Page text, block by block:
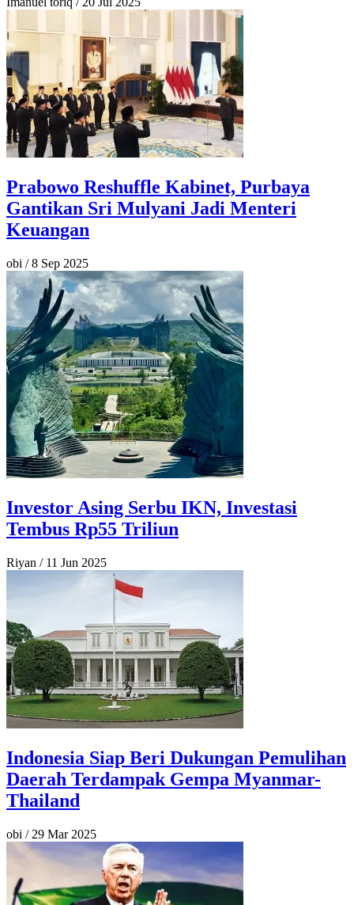
Prabowo Reshuffle Kabinet, Purbaya
Gantikan Sri Mulyani Jadi Menteri
Keuangan
obi / 8 Sep 2025
Investor Asing Serbu IKN, Investasi
Tembus Rp55 Triliun
Riyan / 11 Jun 2025
Indonesia Siap Beri Dukungan Pemulihan
Daerah Terdampak Gempa Myanmar-
Thailand
obi / 29 Mar 2025